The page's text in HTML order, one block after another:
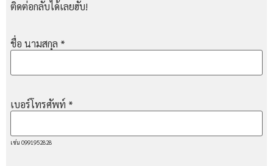
ติดต่อกลับได้เลยฮับ!
ชื่อ นามสกุล *
เบอร์โทรศัพท์ *
เช่น 0991952828